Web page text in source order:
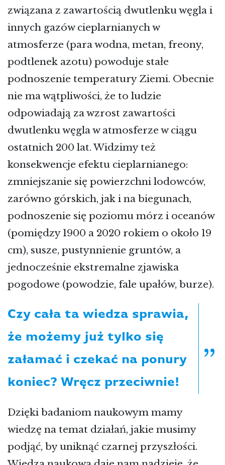
związana z zawartością dwutlenku węgla i
innych gazów cieplarnianych w
atmosferze (para wodna, metan, freony,
podtlenek azotu) powoduje stałe
podnoszenie temperatury Ziemi. Obecnie
nie ma wątpliwości, że to ludzie
odpowiadają za wzrost zawartości
dwutlenku węgla w atmosferze w ciągu
ostatnich 200 lat. Widzimy też
konsekwencje efektu cieplarnianego:
zmniejszanie się powierzchni lodowców,
zarówno górskich, jak i na biegunach,
podnoszenie się poziomu mórz i oceanów
(pomiędzy 1900 a 2020 rokiem o około 19
cm), susze, pustynnienie gruntów, a
jednocześnie ekstremalne zjawiska
pogodowe (powodzie, fale upałów, burze).
Czy cała ta wiedza sprawia,
że możemy już tylko się
załamać i czekać na ponury
koniec? Wręcz przeciwnie!
Dzięki badaniom naukowym mamy
wiedzę na temat działań, jakie musimy
podjąć, by uniknąć czarnej przyszłości.